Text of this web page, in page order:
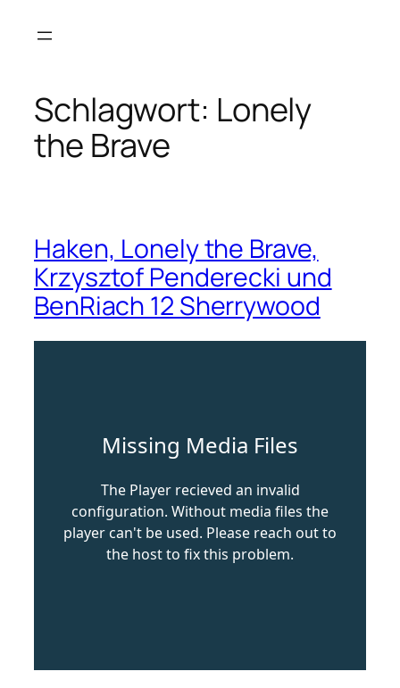
Inhalt
Schlagwort: Lonely
the Brave
Haken, Lonely the Brave,
Krzysztof Penderecki und
BenRiach 12 Sherrywood